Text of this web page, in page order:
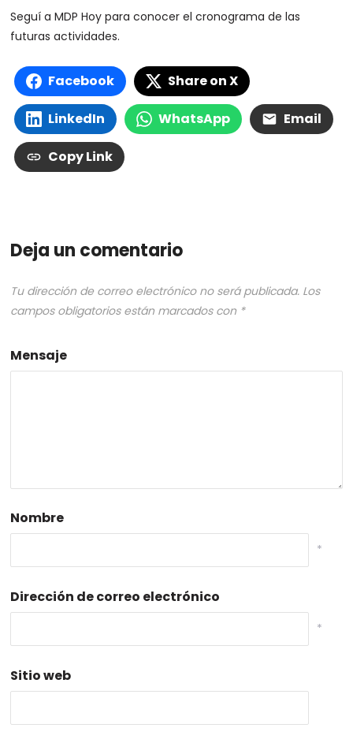
Seguí a MDP Hoy para conocer el cronograma de las
futuras actividades.
Facebook Share on X
LinkedIn WhatsApp Email
Copy Link
Deja un comentario
Tu dirección de correo electrónico no será publicada. Los
campos obligatorios están marcados con *
Mensaje
Nombre
*
Dirección de correo electrónico
*
Sitio web